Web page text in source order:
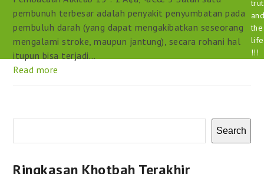
pembunuh terbesar adalah penyakit penyumbatan pada
pembuluh darah (yang dapat mengakibatkan seseorang
mengalami stroke, maupun jantung), secara rohani hal
itupun bisa terjadi…
Read more
Search
Ringkasan Khotbah Terakhir
the
life
!!!